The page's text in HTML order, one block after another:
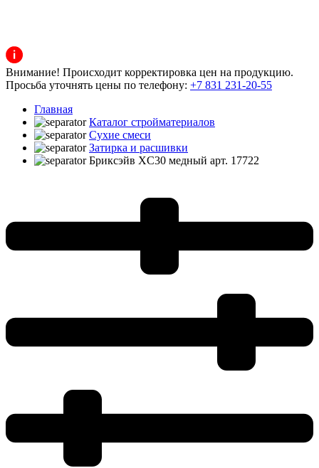
Внимание! Происходит корректировка цен на продукцию.
Просьба уточнять цены по телефону: +7 831 231-20-55
Главная
Каталог стройматериалов
Сухие смеси
Затирка и расшивки
Бриксэйв XC30 медный арт. 17722